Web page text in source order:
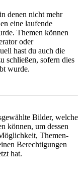
denen nicht mehr
eine laufende
Themen können
oder
hast du auch die
schließen, sofern dies
wurde.
Bilder, welche
können, um dessen
Themen-
Berechtigungen
hat.